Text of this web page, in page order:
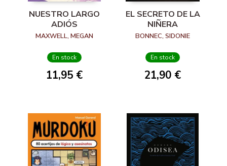
NUESTRO LARGO
ADIÓS
MAXWELL, MEGAN
En stock
11,95 €
EL SECRETO DE LA
NIÑERA
BONNEC, SIDONIE
En stock
21,90 €